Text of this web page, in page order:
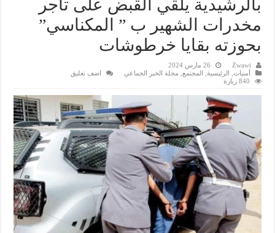
بالرشيدية يلقي القبض على تاجر
مخدرات الشهير ب ” المكناسي”
بحوزته بقايا خرطوشات
Zwawi
26 مارس 2024
أمنيات الرئيسية المجتمع مجلة الخبر الجماعي
اضف تعليق
840 زيارة